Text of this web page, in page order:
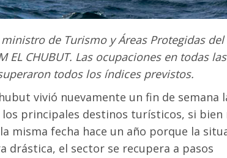
de Turismo y Áreas Protegidas del
EL CHUBUT. Las ocupaciones en todas las
todos los índices previstos.
vivió nuevamente un fin de semana
principales destinos turísticos, si bien
misma fecha hace un año porque la
drástica, el sector se recupera a pasos